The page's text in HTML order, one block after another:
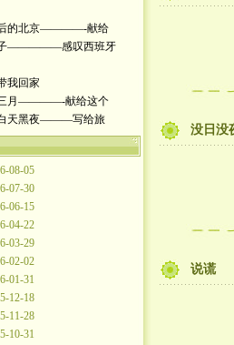
后的北京————-献给
子—————感叹西班牙
我回家
三月————-献给这个
白天黑夜———写给旅
08-05
07-30
06-15
04-22
03-29
02-02
01-31
12-18
11-28
10-31
没日没
说谎